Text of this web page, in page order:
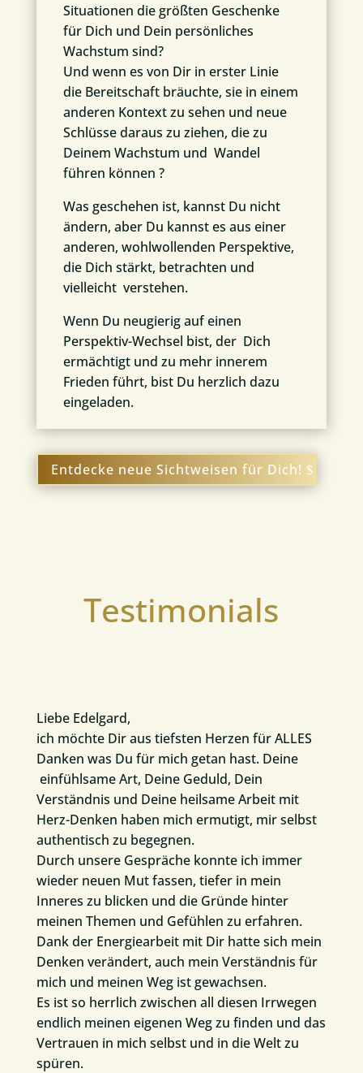
Situationen die größten Geschenke
für Dich und Dein persönliches
Wachstum sind?
Und wenn es von Dir in erster Linie
die Bereitschaft bräuchte, sie in einem
anderen Kontext zu sehen und neue
Schlüsse daraus zu ziehen, die zu
Deinem Wachstum und Wandel
führen können ?
Was geschehen ist, kannst Du nicht
ändern, aber Du kannst es aus einer
anderen, wohlwollenden Perspektive,
die Dich stärkt, betrachten und
vielleicht verstehen.
Wenn Du neugierig auf einen
Perspektiv-Wechsel bist, der Dich
ermächtigt und zu mehr innerem
Frieden führt, bist Du herzlich dazu
eingeladen.
Entdecke neue Sichtweisen für Dich!
Testimonials
Liebe Edelgard,
ich möchte Dir aus tiefsten Herzen für ALLES
Danken was Du für mich getan hast. Deine
einfühlsame Art, Deine Geduld, Dein
Verständnis und Deine heilsame Arbeit mit
Herz-Denken haben mich ermutigt, mir selbst
authentisch zu begegnen.
Durch unsere Gespräche konnte ich immer
wieder neuen Mut fassen, tiefer in mein
Inneres zu blicken und die Gründe hinter
meinen Themen und Gefühlen zu erfahren.
Dank der Energiearbeit mit Dir hatte sich mein
Denken verändert, auch mein Verständnis für
mich und meinen Weg ist gewachsen.
Es ist so herrlich zwischen all diesen Irrwegen
endlich meinen eigenen Weg zu finden und das
Vertrauen in mich selbst und in die Welt zu
spüren.